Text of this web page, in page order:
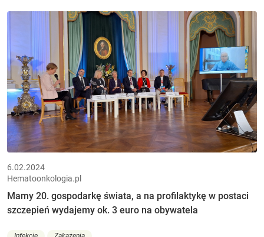
6.02.2024
Hematoonkologia.pl
Mamy 20. gospodarkę świata, a na profilaktykę w postaci
szczepień wydajemy ok. 3 euro na obywatela